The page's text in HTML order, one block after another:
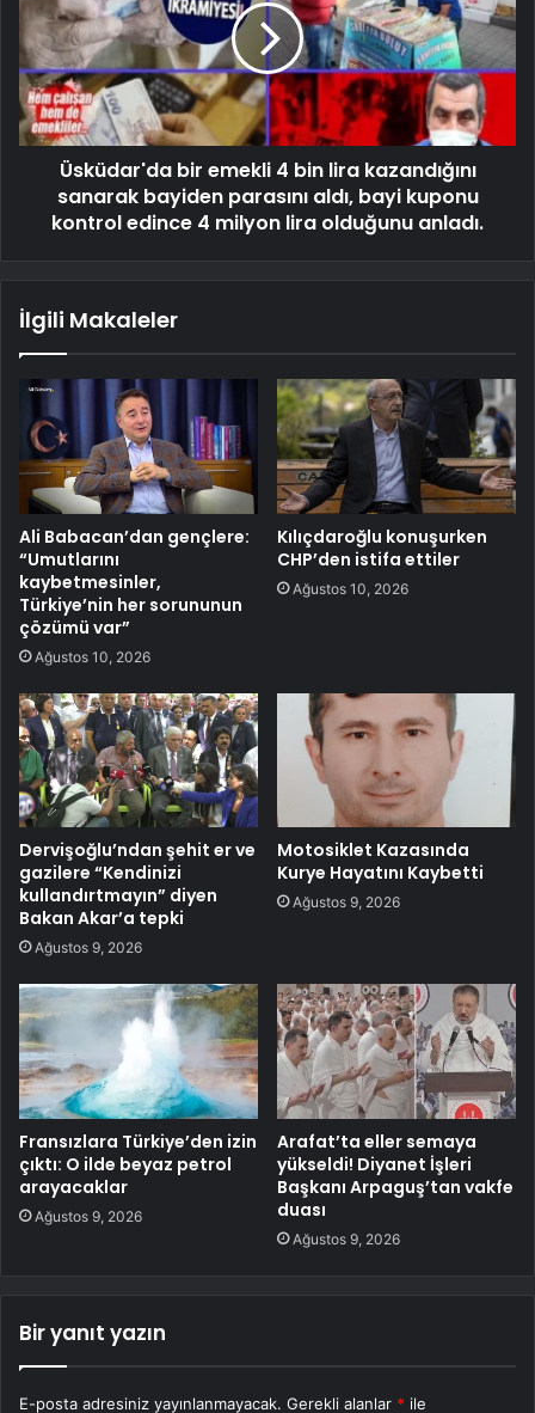
Üsküdar'da bir emekli 4 bin lira kazandığını
sanarak bayiden parasını aldı, bayi kuponu
kontrol edince 4 milyon lira olduğunu anladı.
İlgili Makaleler
Ali Babacan’dan gençlere:
“Umutlarını
kaybetmesinler,
Türkiye’nin her sorununun
çözümü var”
Ağustos 10, 2026
Kılıçdaroğlu konuşurken
CHP’den istifa ettiler
Ağustos 10, 2026
Dervişoğlu’ndan şehit er ve
gazilere “Kendinizi
kullandırtmayın” diyen
Bakan Akar’a tepki
Ağustos 9, 2026
Motosiklet Kazasında
Kurye Hayatını Kaybetti
Ağustos 9, 2026
Fransızlara Türkiye’den izin
çıktı: O ilde beyaz petrol
arayacaklar
Ağustos 9, 2026
Arafat’ta eller semaya
yükseldi! Diyanet İşleri
Başkanı Arpaguş’tan vakfe
duası
Ağustos 9, 2026
Bir yanıt yazın
E-posta adresiniz yayınlanmayacak. Gerekli alanlar * ile